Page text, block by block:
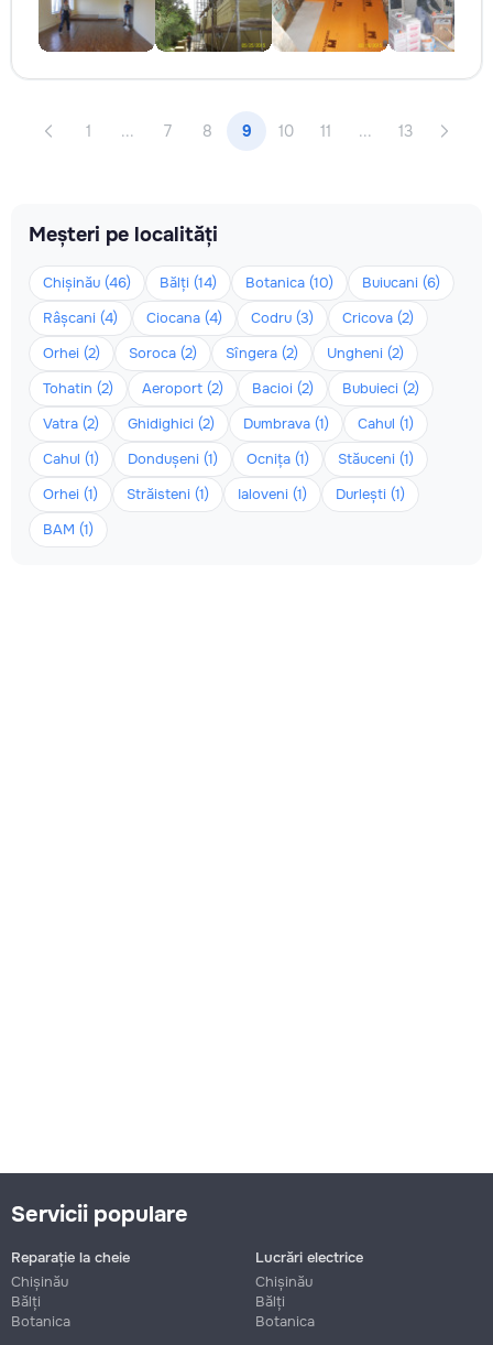
1 ... 7 8 9 10 11 ... 13
Meșteri pe localități
Chișinău (46) Bălți (14) Botanica (10)
Buiucani (6)
Râșcani (4)
Ciocana (4) Codru (3)
Cricova (2)
Orhei (2)
Soroca (2) Sîngera (2)
Ungheni (2)
Tohatin (2)
Aeroport (2) Bacioi (2)
Bubuieci (2)
Vatra (2)
Ghidighici (2) Dumbrava (1)
Cahul (1)
Cahul (1)
Dondușeni (1) Ocnița (1)
Stăuceni (1)
Orhei (1)
Străisteni (1) Ialoveni (1)
Durlești (1)
BAM (1)
Servicii populare
Reparație la cheie
Chișinău
Bălți
Botanica
Lucrări electrice
Chișinău
Bălți
Botanica